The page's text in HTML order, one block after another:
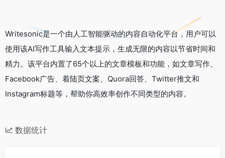
Writesonic是一个由人工智能驱动的内容自动化平台，用户可以
使用该AI写作工具输入文本提示，生成无限的内容以节省时间和
精力。该平台内置了65个以上的文章模板和功能，如文章写作、
Facebook广告、着陆页文案、Quora回答、Twitter推文和
Instagram标题等，帮助你高效率创作不同类型的内容。
数据统计